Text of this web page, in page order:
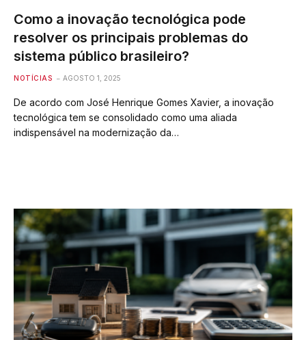
Como a inovação tecnológica pode
resolver os principais problemas do
sistema público brasileiro?
NOTÍCIAS AGOSTO 1, 2025
De acordo com José Henrique Gomes Xavier, a inovação
tecnológica tem se consolidado como uma aliada
indispensável na modernização da…